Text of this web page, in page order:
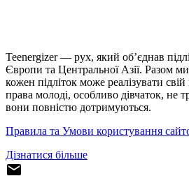
Teenergizer — рух, який об’єднав
Європи та Центральної Азії. Разом
кожен підліток може реалізувати
права молоді, особливо дівчаток, не
вони повністю дотримуються.
Правила та Умови користування
Дізнатися більше